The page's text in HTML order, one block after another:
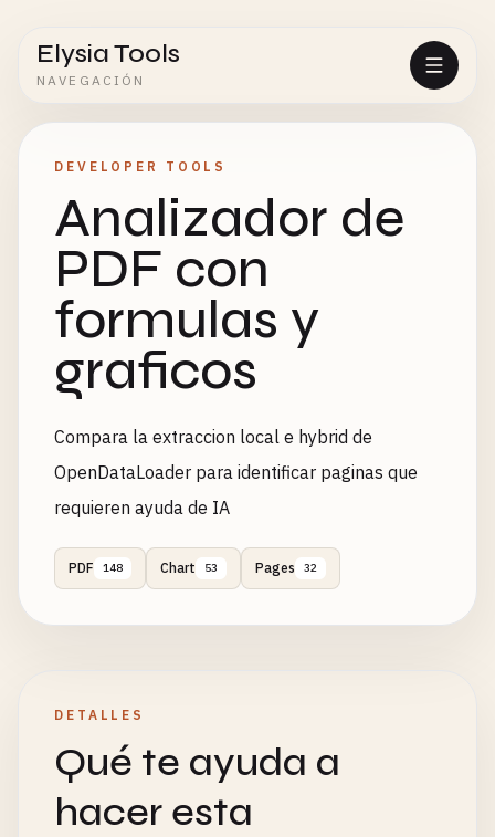
Elysia Tools
NAVEGACIÓN
DEVELOPER TOOLS
Analizador de
PDF con
formulas y
graficos
Compara la extraccion local e hybrid de
OpenDataLoader para identificar paginas que
requieren ayuda de IA
PDF 148 Chart 53 Pages 32
DETALLES
Qué te ayuda a
hacer esta